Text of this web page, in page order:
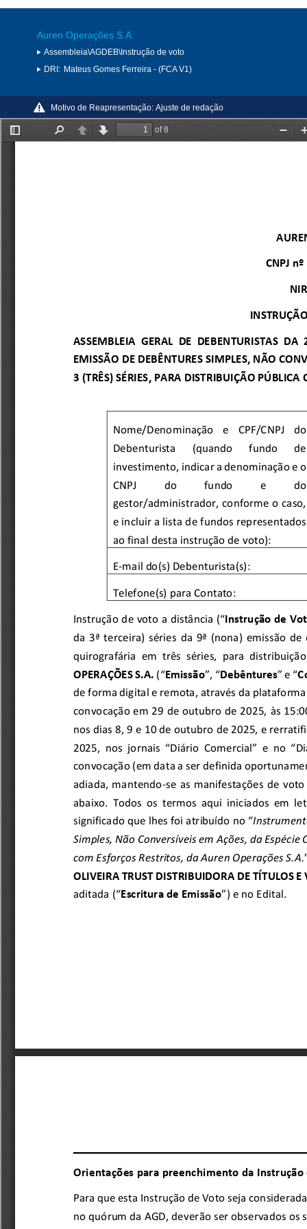
Auren Operações S.A.
Assembleia\AGDEB\Instrução de voto
DRI: Mateus Gomes Ferreira - (FCA V1)
Motivo de Reapresentação: Ajuste de redação